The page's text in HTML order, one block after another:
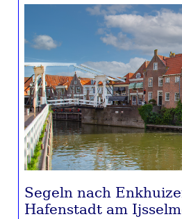
Segeln nach
Hafenstadt am